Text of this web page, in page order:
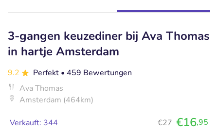
3-gangen keuzediner bij Ava Thomas
in hartje Amsterdam
9.2 Perfekt • 459 Bewertungen
Ava Thomas
Amsterdam (464km)
Verkauft: 344 €27 €16,95